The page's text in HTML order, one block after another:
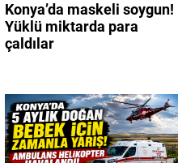
Konya’da maskeli soygun!
Yüklü miktarda para
çaldılar